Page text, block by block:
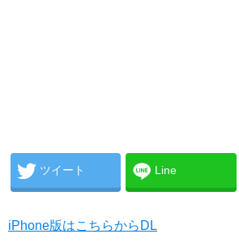
ツイート Line
iPhone版はこちらからDL